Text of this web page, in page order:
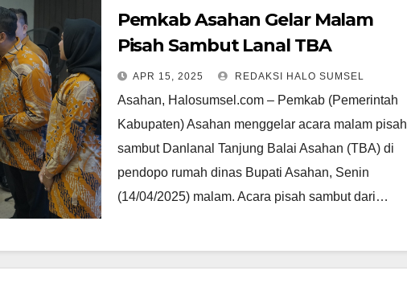
Pemkab Asahan Gelar Malam
Pisah Sambut Lanal TBA
APR 15, 2025 REDAKSI HALO SUMSEL
Asahan, Halosumsel.com – Pemkab (Pemerintah
Kabupaten) Asahan menggelar acara malam pisah
sambut Danlanal Tanjung Balai Asahan (TBA) di
pendopo rumah dinas Bupati Asahan, Senin
(14/04/2025) malam. Acara pisah sambut dari…